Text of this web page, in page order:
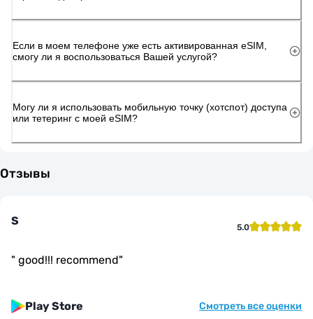
Если в моем телефоне уже есть активированная eSIM,
смогу ли я воспользоваться Вашей услугой?
Могу ли я использовать мобильную точку (хотспот) доступа
или тетеринг с моей eSIM?
Отзывы
S 5.0
" good!!! recommend"
Play Store Смотреть все оценки